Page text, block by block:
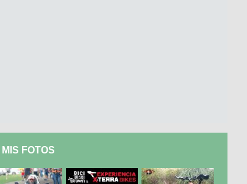
MIS FOTOS